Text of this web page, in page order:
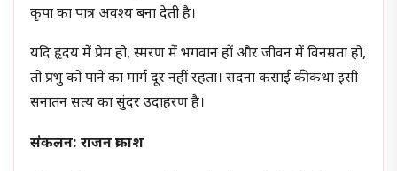
कृपा का पात्र अवश्य बना देती है।
यदि हृदय में प्रेम हो, स्मरण में भगवान हों और जीवन में विनम्रता हो,
तो प्रभु को पाने का मार्ग दूर नहीं रहता। सदना कसाई की कथा इसी
सनातन सत्य का सुंदर उदाहरण है।
संकलन: राजन प्रकाश